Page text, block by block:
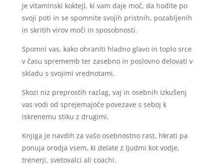
Je vitaminski koktejl, ki vam daje moč, da hodite po
svoji poti in se spomnite svojih pristnih, pozabljenih
in skritih virov moči in sposobnosti.
Spomni vas, kako ohraniti hladno glavo in toplo srce
v času sprememb ter zasebno in poslovno delovati v
skladu s svojimi vrednotami.
Skozi niz preprostih razlag, vaj in osebnih izkušenj
vas vodi od sprejemajoče povezave s seboj k
iskrenemu stiku z drugimi.
Knjiga je navdih za vašo osebnostno rast, hkrati pa
ponuja orodja vsem, ki delate z ljudmi kot vodje,
trenerji, svetovalci ali coachi.